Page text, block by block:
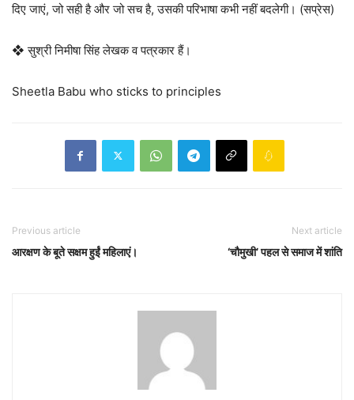
दिए जाएं, जो सही है और जो सच है, उसकी परिभाषा कभी नहीं बदलेगी। (सप्रेस)
❖ सुश्री निमीषा सिंह लेखक व पत्रकार हैं।
Sheetla Babu who sticks to principles
Previous article
आरक्षण के बूते सक्षम हुईं महिलाएं।
Next article
‘चौमुखी’ पहल से समाज में शांति